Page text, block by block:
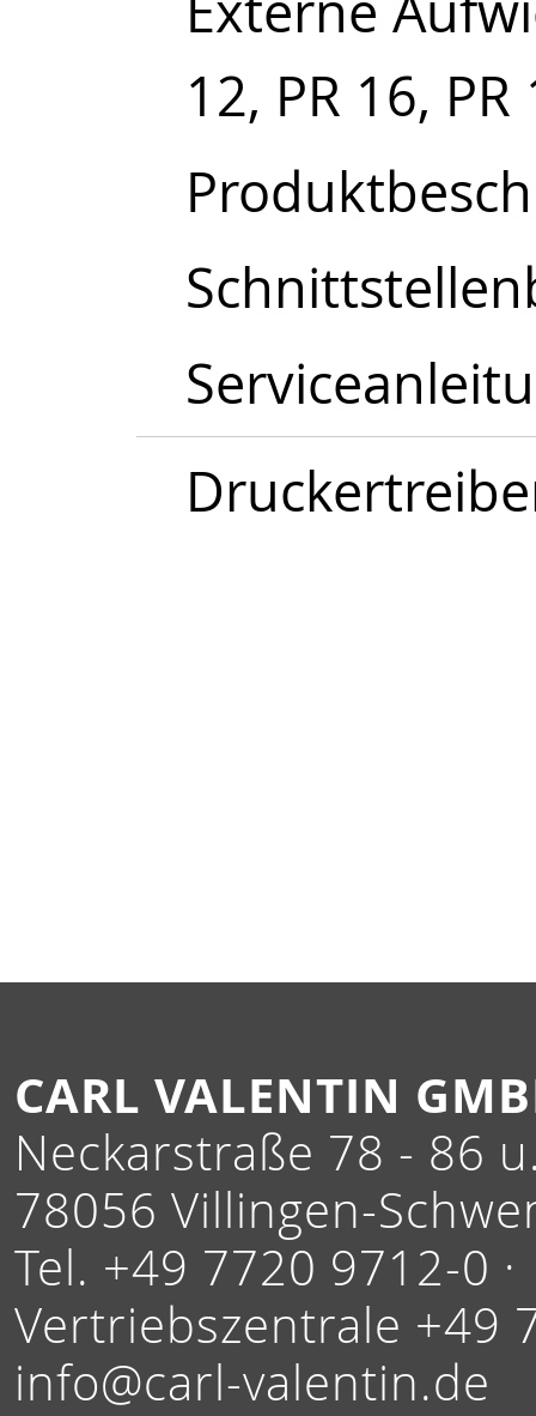
12, PR 16, PR
CARL VALENTIN
Neckarstraße 78 - 86
78056 Villingen-
Tel. +49 7720 9712-0 ·
Vertriebszentrale +49
info@carl-valentin.de